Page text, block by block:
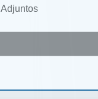
Adjuntos